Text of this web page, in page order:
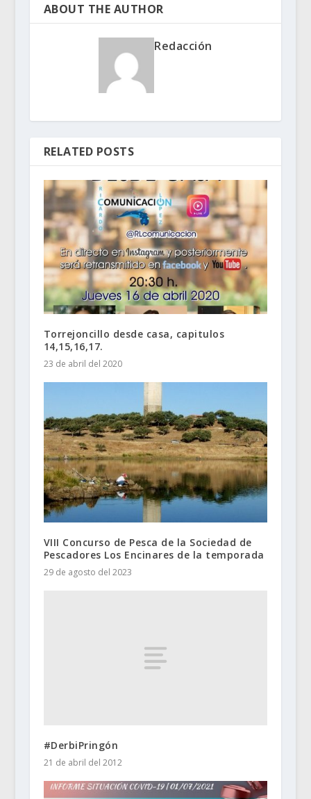
ABOUT THE AUTHOR
Redacción
RELATED POSTS
Torrejoncillo desde casa, capitulos
14,15,16,17.
23 de abril del 2020
VIII Concurso de Pesca de la Sociedad de
Pescadores Los Encinares de la temporada
29 de agosto del 2023
#DerbiPringón
21 de abril del 2012